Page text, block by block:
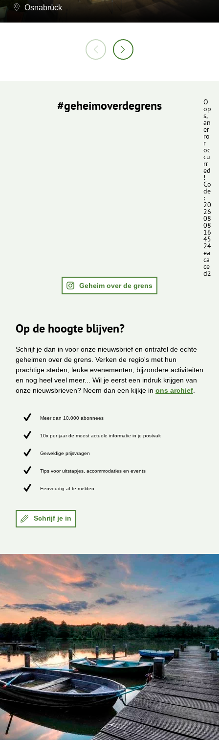
Osnabrück
#geheimoverdegrens O
op
s,
an
er
ro
r
oc
cu
rr
ed
!
Co
de
:
20
26
08
08
16
45
24
ea
ca
ce
d2
Geheim over de grens
Op de hoogte blijven?
Schrijf je dan in voor onze nieuwsbrief en ontrafel de echte
geheimen over de grens. Verken de regio's met hun
prachtige steden, leuke evenementen, bijzondere activiteiten
en nog heel veel meer... Wil je eerst een indruk krijgen van
onze nieuwsbrieven? Neem dan een kijkje in ons archief
Meer dan 10.000 abonnees
10x per jaar de meest actuele informatie in je postvak
Geweldige prijsvragen
Tips voor uitstapjes, accommodaties en events
Eenvoudig af te melden
Schrijf je in